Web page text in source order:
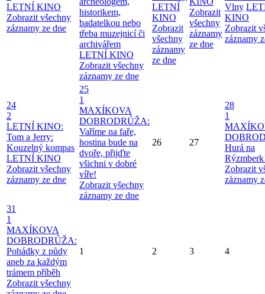
LETNÍ KINO
Zobrazit všechny
záznamy ze dne
historikem,
badatelkou nebo
třeba muzejnicí či
archivářem
LETNÍ KINO
Zobrazit všechny
záznamy ze dne
LETNÍ
KINO
Zobrazit
všechny
záznamy
ze dne
Zobrazit
všechny
záznamy
ze dne
Vlny
KINO
Zobrazit
záznamy
24
2
LETNÍ KINO:
Tom a Jerry:
Kouzelný kompas
LETNÍ KINO
Zobrazit všechny
záznamy ze dne
25
1
MAXÍKOVA
DOBRODRŮŽA:
Vaříme na faře,
hostina bude na
dvoře, přijďte
všichni v dobré
víře!
Zobrazit všechny
záznamy ze dne
26 27
28
1
Hurá na
Zobrazit
záznamy
31
1
MAXÍKOVA
DOBRODRŮŽA:
Pohádky z půdy
aneb za každým
trámem příběh
Zobrazit všechny
1 2 3 4